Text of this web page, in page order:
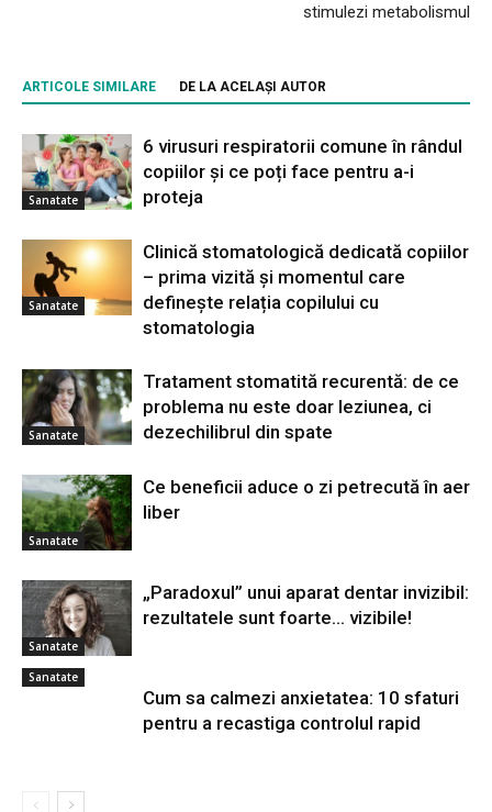
stimulezi metabolismul
ARTICOLE SIMILARE DE LA ACELAȘI AUTOR
Sanatate
6 virusuri respiratorii comune în rândul
copiilor și ce poți face pentru a-i
proteja
Sanatate
Clinică stomatologică dedicată copiilor
– prima vizită și momentul care
definește relația copilului cu
stomatologia
Sanatate
Tratament stomatită recurentă: de ce
problema nu este doar leziunea, ci
dezechilibrul din spate
Sanatate
Ce beneficii aduce o zi petrecută în aer
liber
Sanatate
„Paradoxul” unui aparat dentar invizibil:
rezultatele sunt foarte… vizibile!
Sanatate
Cum sa calmezi anxietatea: 10 sfaturi
pentru a recastiga controlul rapid